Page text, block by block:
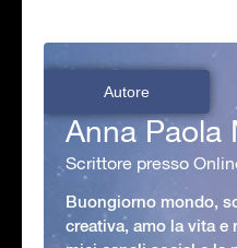
Autore
Anna Paola
Scrittore presso
Buongiorno mondo,
creativa, amo la vita e